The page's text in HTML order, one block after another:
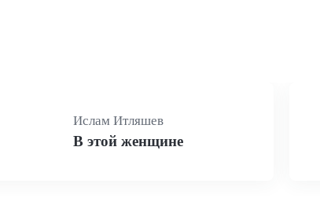
Ислам Итляшев
В этой женщине